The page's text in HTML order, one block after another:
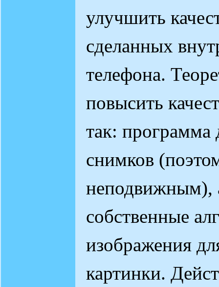
улучшить
сделанных
телефона.
повысить
так: программа
снимков
неподвижным),
собственные
изображения
картинки.